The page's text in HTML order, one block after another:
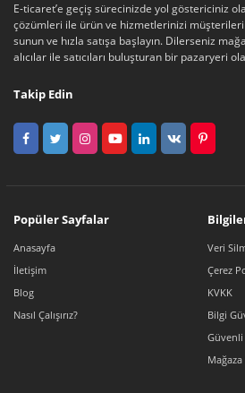
E-ticaret’e geçiş sürecinizde yol göstericiniz
çözümleri ile ürün ve hizmetlerinizi
sunun ve hızla satışa başlayın. Dilerseniz
alıcılar ile satıcıları buluşturan bir pazaryeri
Takip Edin
Popüler Sayfalar
Anasayfa
İletişim
Blog
Nasıl Çalışırız?
Veri
Çerez
KVKK
Bilgi
Güvenli
Mağaza